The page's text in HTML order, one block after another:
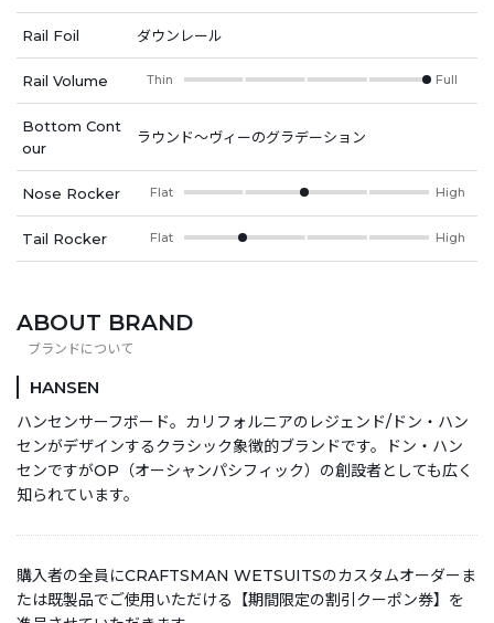
Rail Foil ダウンレール
Rail Volume Thin Full
Bottom Cont
our
ラウンド～ヴィーのグラデーション
Nose Rocker Flat High
Tail Rocker Flat High
ABOUT BRAND
HANSEN
ハンセンサーフボード。カリフォルニアのレジェンド/ドン・ハン
センがデザインするクラシック象徴的ブランドです。ドン・ハン
センですがOP（オーシャンパシフィック）の創設者としても広く
知られています。
購入者の全員にCRAFTSMAN WETSUITSのカスタムオーダーま
たは既製品でご使用いただける【期間限定の割引クーポン券】を